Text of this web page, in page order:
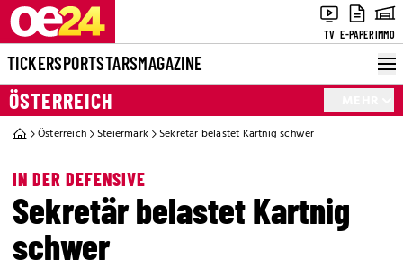
TV E-PAPERIMMO
TICKERSPORTSTARSMAGAZINE
ÖSTERREICH
Österreich Steiermark Sekretär belastet Kartnig schwer
IN DER DEFENSIVE
Sekretär belastet Kartnig
schwer